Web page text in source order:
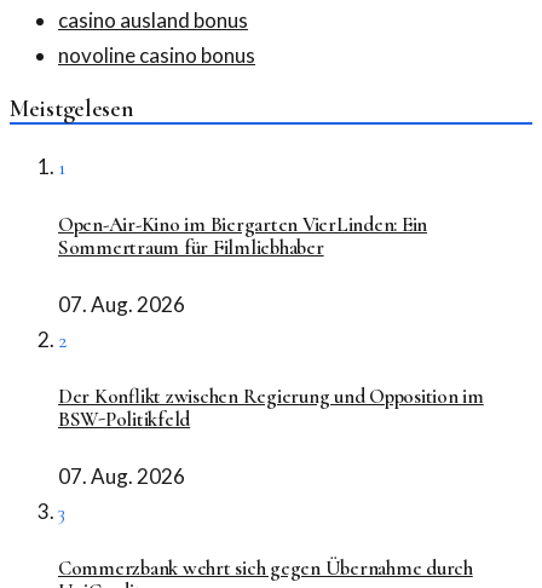
casino ausland bonus
novoline casino bonus
Meistgelesen
1
Open-Air-Kino im Biergarten VierLinden: Ein
Sommertraum für Filmliebhaber
07. Aug. 2026
2
Der Konflikt zwischen Regierung und Opposition im
BSW-Politikfeld
07. Aug. 2026
3
Commerzbank wehrt sich gegen Übernahme durch